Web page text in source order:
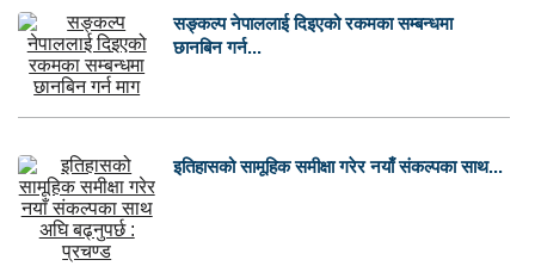
सङ्कल्प नेपाललाई दिइएको रकमका सम्बन्धमा
छानबिन गर्न...
इतिहासको सामूहिक समीक्षा गरेर नयाँ संकल्पका साथ...